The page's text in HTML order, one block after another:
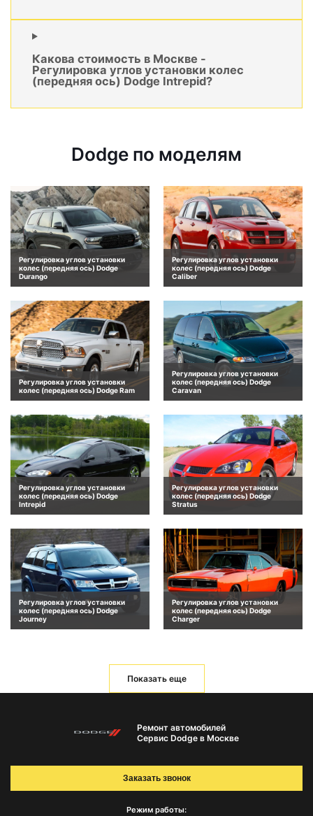
Какова стоимость в Москве -
Регулировка углов установки колес
(передняя ось) Dodge Intrepid?
Dodge по моделям
Регулировка углов установки
колес (передняя ось) Dodge
Durango
Регулировка углов установки
колес (передняя ось) Dodge
Caliber
Регулировка углов установки
колес (передняя ось) Dodge Ram
Регулировка углов установки
колес (передняя ось) Dodge
Caravan
Регулировка углов установки
колес (передняя ось) Dodge
Intrepid
Регулировка углов установки
колес (передняя ось) Dodge
Stratus
Регулировка углов установки
колес (передняя ось) Dodge
Journey
Регулировка углов установки
колес (передняя ось) Dodge
Charger
Показать еще
Ремонт автомобилей
Сервис Dodge в Москве
Режим работы:
Заказать звонок